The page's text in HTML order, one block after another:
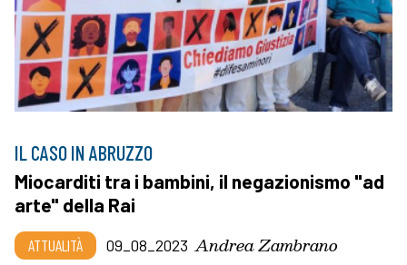
IL CASO IN ABRUZZO
Miocarditi tra i bambini, il negazionismo "ad
arte" della Rai
ATTUALITÀ 09_08_2023 Andrea Zambrano